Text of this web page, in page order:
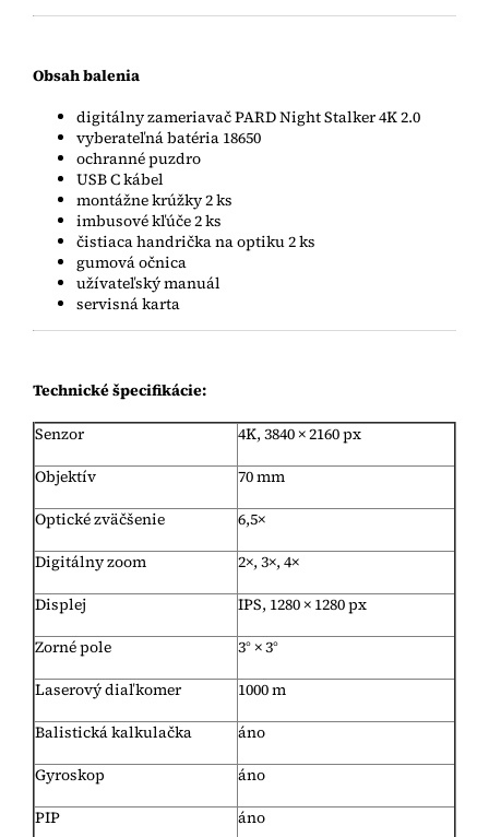
Obsah balenia
digitálny zameriavač PARD Night Stalker 4K 2.0
vyberateľná batéria 18650
ochranné puzdro
USB C kábel
montážne krúžky 2 ks
imbusové kľúče 2 ks
čistiaca handrička na optiku 2 ks
gumová očnica
užívateľský manuál
servisná karta
Technické špecifikácie:
Senzor
4K, 3840 × 2160 px
Objektív
70 mm
Optické zväčšenie
6,5×
Digitálny zoom
2×, 3×, 4×
Displej
IPS, 1280 × 1280 px
Zorné pole
3° × 3°
Laserový diaľkomer
1000 m
Balistická kalkulačka
áno
Gyroskop
áno
PIP
áno